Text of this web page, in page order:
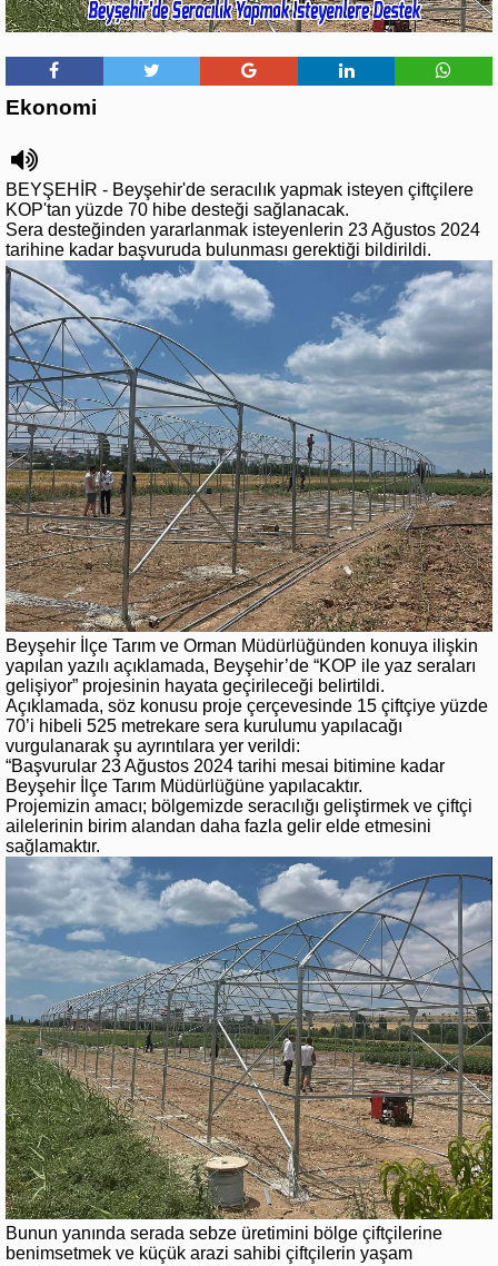
Ekonomi
BEYŞEHİR - Beyşehir'de seracılık yapmak isteyen çiftçilere
KOP'tan yüzde 70 hibe desteği sağlanacak.
Sera desteğinden yararlanmak isteyenlerin 23 Ağustos 2024
tarihine kadar başvuruda bulunması gerektiği bildirildi.
Beyşehir İlçe Tarım ve Orman Müdürlüğünden konuya ilişkin
yapılan yazılı açıklamada, Beyşehir’de “KOP ile yaz seraları
gelişiyor” projesinin hayata geçirileceği belirtildi.
Açıklamada, söz konusu proje çerçevesinde 15 çiftçiye yüzde
70’i hibeli 525 metrekare sera kurulumu yapılacağı
vurgulanarak şu ayrıntılara yer verildi:
“Başvurular 23 Ağustos 2024 tarihi mesai bitimine kadar
Beyşehir İlçe Tarım Müdürlüğüne yapılacaktır.
Projemizin amacı; bölgemizde seracılığı geliştirmek ve çiftçi
ailelerinin birim alandan daha fazla gelir elde etmesini
sağlamaktır.
Bunun yanında serada sebze üretimini bölge çiftçilerine
benimsetmek ve küçük arazi sahibi çiftçilerin yaşam